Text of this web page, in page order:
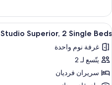
غرفة
بريمير
-
نوم
استعراض
جميع
صور
Studio
Superior,
1
Studio Superior, 2 Single Beds
غرفة نوم واحدة
يتّسع لـ 2
سريران فرديان